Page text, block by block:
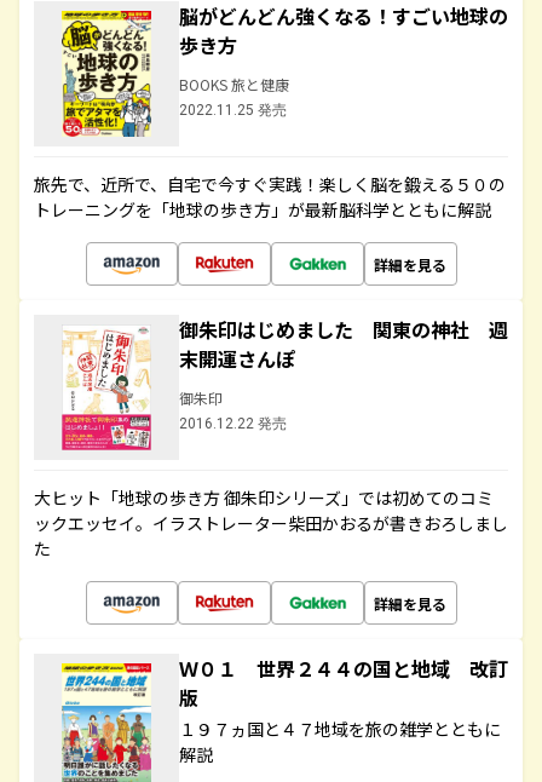
脳がどんどん強くなる！すごい地球の
歩き方
BOOKS 旅と健康
2022.11.25 発売
旅先で、近所で、自宅で今すぐ実践！楽しく脳を鍛える５０の
トレーニングを「地球の歩き方」が最新脳科学とともに解説
詳細を見る
御朱印はじめました 関東の神社 週
末開運さんぽ
御朱印
2016.12.22 発売
大ヒット「地球の歩き方 御朱印シリーズ」では初めてのコミ
ックエッセイ。イラストレーター柴田かおるが書きおろしまし
た
詳細を見る
Ｗ０１ 世界２４４の国と地域 改訂
版
１９７ヵ国と４７地域を旅の雑学とともに
解説